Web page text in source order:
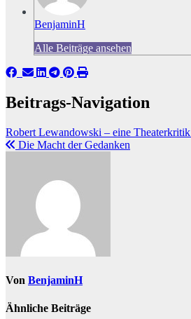
BenjaminH
Alle Beiträge ansehen
Beitrags-Navigation
Robert Lewandowski – eine Theaterkritik
Die Macht der Gedanken
Von BenjaminH
Ähnliche Beiträge